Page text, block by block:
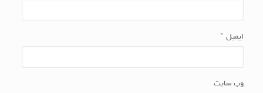
ایمیل *
وب‌ سایت